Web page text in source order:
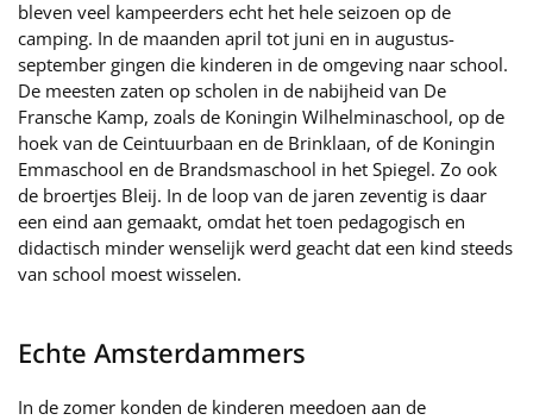
bleven veel kampeerders echt het hele seizoen op de
camping. In de maanden april tot juni en in augustus-
september gingen die kinderen in de omgeving naar school.
De meesten zaten op scholen in de nabijheid van De
Fransche Kamp, zoals de Koningin Wilhelminaschool, op de
hoek van de Ceintuurbaan en de Brinklaan, of de Koningin
Emmaschool en de Brandsmaschool in het Spiegel. Zo ook
de broertjes Bleij. In de loop van de jaren zeventig is daar
een eind aan gemaakt, omdat het toen pedagogisch en
didactisch minder wenselijk werd geacht dat een kind steeds
van school moest wisselen.
Echte Amsterdammers
In de zomer konden de kinderen meedoen aan de